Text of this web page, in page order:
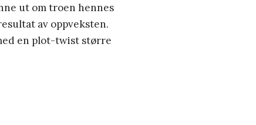
ut om troen hennes
av oppveksten.
en plot-twist større